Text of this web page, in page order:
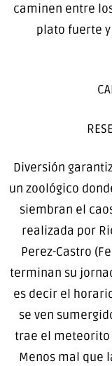
caminen entre
plato fuerte
Diversión
un zoológico
siembran el
realizada por
Perez-Castro
terminan su
es decir el
se ven
trae el meteorito
Menos mal que